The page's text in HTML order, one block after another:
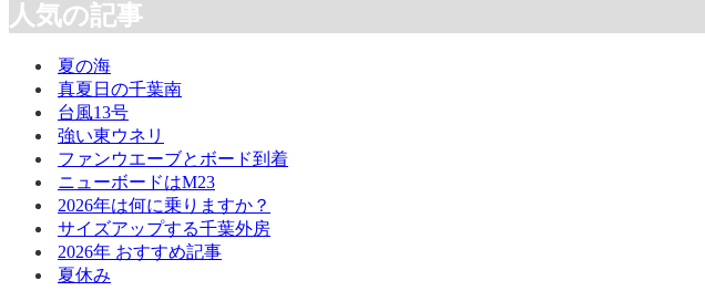
人気の記事
夏の海
真夏日の千葉南
台風13号
強い東ウネリ
ファンウエーブとボード到着
ニューボードはM23
2026年は何に乗りますか？
サイズアップする千葉外房
2026年 おすすめ記事
夏休み